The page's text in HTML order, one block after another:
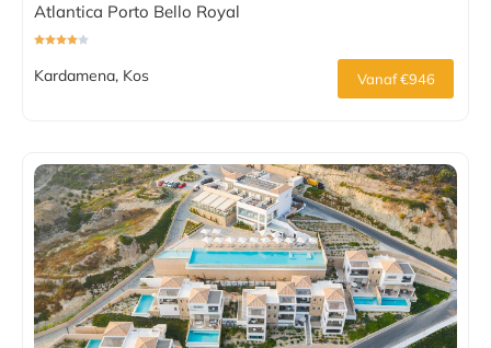
Atlantica Porto Bello Royal
Kardamena, Kos Vanaf €946